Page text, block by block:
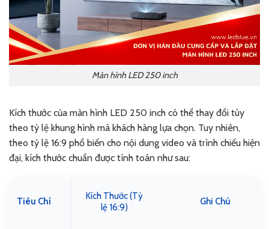
Màn hình LED 250 inch
Kích thước của màn hình LED 250 inch có thể thay đổi tùy
theo tỷ lệ khung hình mà khách hàng lựa chọn. Tuy nhiên,
theo tỷ lệ 16:9 phổ biến cho nội dung video và trình chiếu hiện
đại, kích thước chuẩn được tính toán như sau:
Tiêu Chí
Kích Thước (Tỷ
lệ 16:9)
Ghi Chú